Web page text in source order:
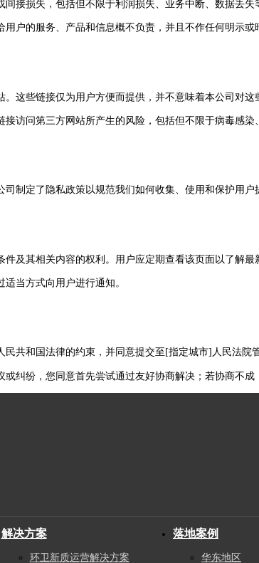
接损失，包括但不限于利润损失、业务中断、数据丢失
户的服务、产品和信息概不负责，并且不作任何明示或
这些链接仅为用户方便而提供，并不意味着本公司对这
访问第三方网站所产生的风险，包括但不限于病毒感染
制定了隐私政策以规范我们如何收集、使用和保护用
及其相关内容的权利。用户应定期查看该页面以了解最
当方式向用户进行通知。
共和国法律的约束，并同意提交至[指定城市]人民法院管
纠纷，您同意首先尝试通过友好协商解决；若协商不成
解决方案
环卫新质运营解决方案
落地案例
华东地区